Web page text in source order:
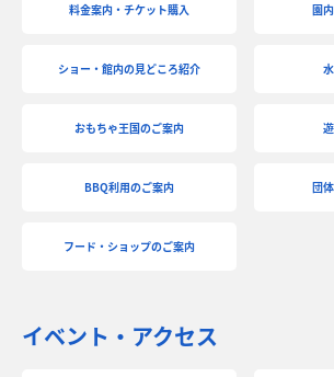
料金案内・チケット購入 園
ショー・館内の見どころ紹介
おもちゃ王国のご案内
BBQ利用のご案内 団
フード・ショップのご案内
イベント・アクセス